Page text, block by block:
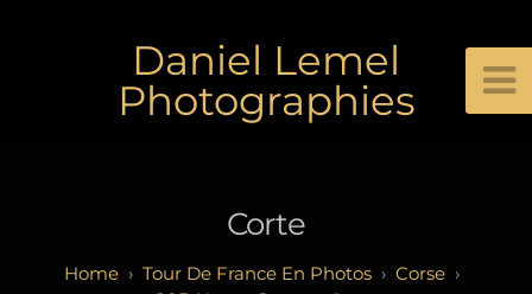
Daniel Lemel
Photographies
Corte
Tour De France En Photos
Corse